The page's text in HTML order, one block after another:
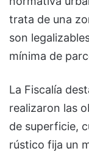
trata de una
son
mínima de
La Fiscalía
realizaron las
de superficie,
rústico fija un